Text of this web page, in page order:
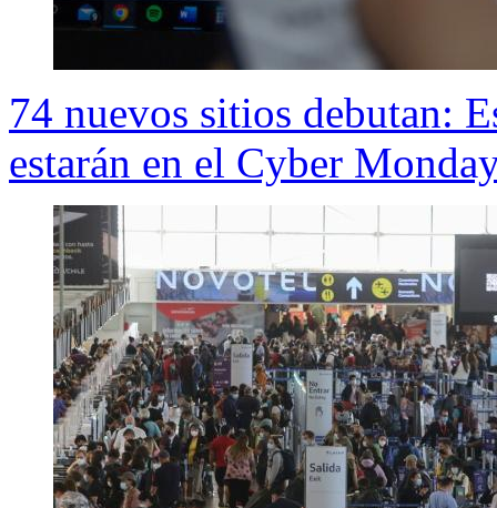
74 nuevos sitios debutan:
estarán en el Cyber